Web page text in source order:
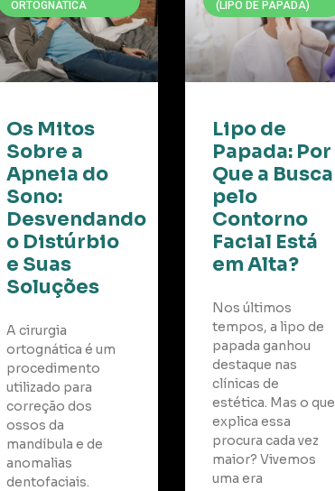
ORTOGNÁTICA
Os Mitos
Sobre a
Apneia do
Sono:
Desvendando
o Distúrbio
e Suas
Soluções
A cirurgia
ortognática é um
procedimento
utilizado para
correção dos
ossos da
mandíbula e de
anomalias
dentofaciais.
(LIPO DE PAPADA)
Lipo de
Papada: Por
Que a Busca
pelo
Contorno
Facial Está
em Alta?
Nos últimos
tempos, a lipo de
papada ganhou
destaque nas
clínicas de
estética. Mas o que
explica essa
procura cada vez
maior? Vivemos
uma era